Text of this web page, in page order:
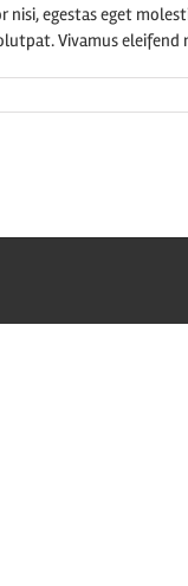
egestas eget
Vivamus